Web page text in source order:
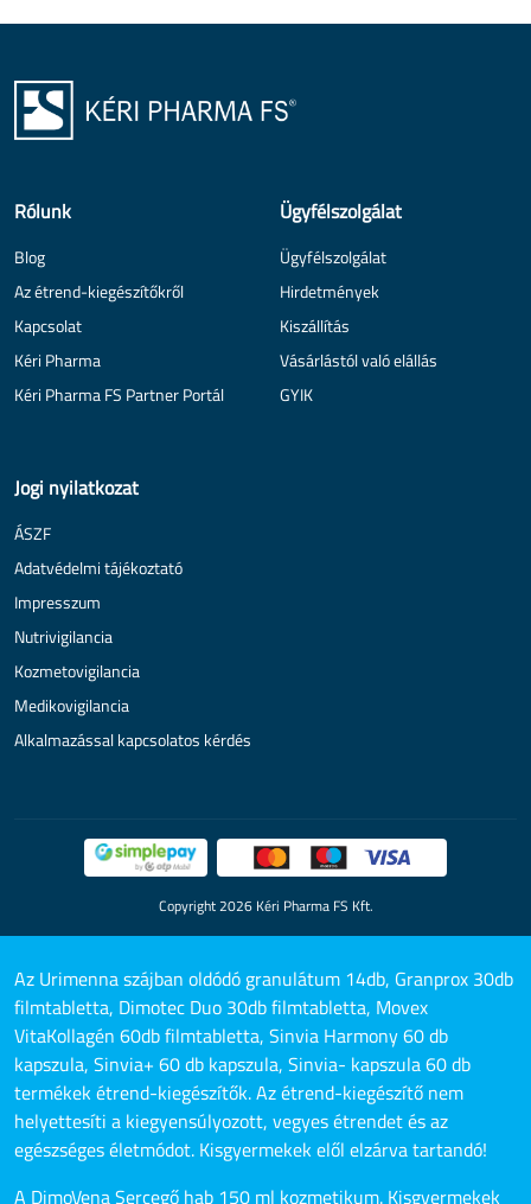
Rólunk
Blog
Az étrend-kiegészítőkről
Kapcsolat
Kéri Pharma
Kéri Pharma FS Partner Portál
Ügyfélszolgálat
Ügyfélszolgálat
Hirdetmények
Kiszállítás
Vásárlástól való elállás
GYIK
Jogi nyilatkozat
ÁSZF
Adatvédelmi tájékoztató
Impresszum
Nutrivigilancia
Kozmetovigilancia
Medikovigilancia
Alkalmazással kapcsolatos kérdés
Copyright 2026 Kéri Pharma FS Kft.
Az Urimenna szájban oldódó granulátum 14db, Granprox 30db
filmtabletta, Dimotec Duo 30db filmtabletta, Movex
VitaKollagén 60db filmtabletta, Sinvia Harmony 60 db
kapszula, Sinvia+ 60 db kapszula, Sinvia- kapszula 60 db
termékek étrend-kiegészítők. Az étrend-kiegészítő nem
helyettesíti a kiegyensúlyozott, vegyes étrendet és az
egészséges életmódot. Kisgyermekek elől elzárva tartandó!
A DimoVena Sercegő hab 150 ml kozmetikum. Kisgyermekek